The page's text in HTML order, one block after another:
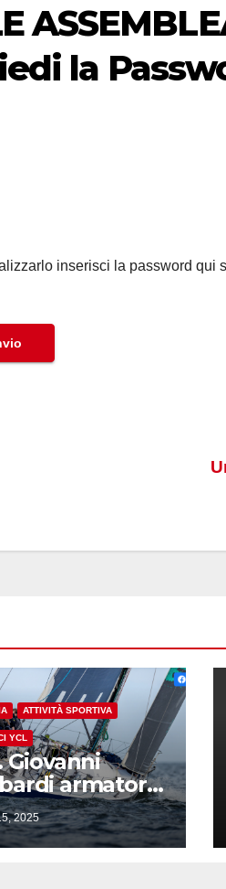
la
inserisci la password qui
ATTIVITÀ SPORTIVA
YCL
Giovanni
armatore
2025